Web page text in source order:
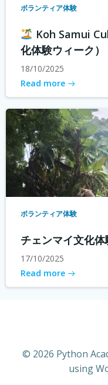
ボランティア体験
Koh Samui
化体験ウィーク）
18/10/2025
Read more
ボランティア体験
チェンマイ文化
17/10/2025
Read more
© 2026 Python
using